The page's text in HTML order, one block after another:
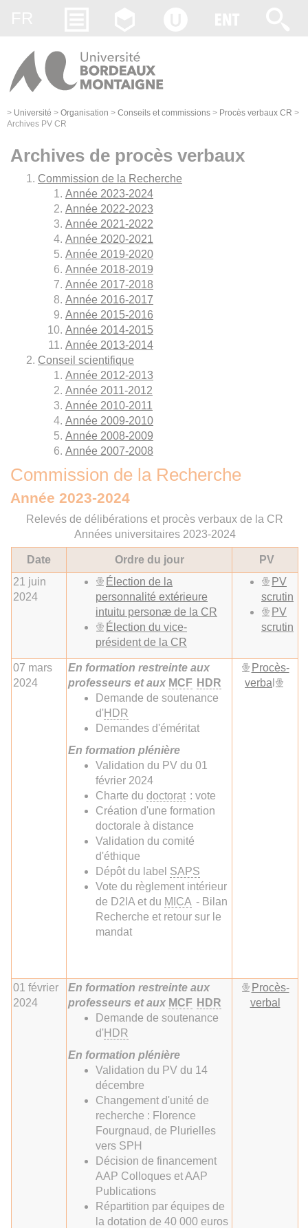
> Université > Organisation > Conseils et commissions > Procès verbaux CR >
Archives PV CR
Archives de procès verbaux
Commission de la Recherche
Année 2023-2024
Année 2022-2023
Année 2021-2022
Année 2020-2021
Année 2019-2020
Année 2018-2019
Année 2017-2018
Année 2016-2017
Année 2015-2016
Année 2014-2015
Année 2013-2014
Conseil scientifique
Année 2012-2013
Année 2011-2012
Année 2010-2011
Année 2009-2010
Année 2008-2009
Année 2007-2008
Commission de la Recherche
Année 2023-2024
Relevés de délibérations et procès verbaux de la CR
Années universitaires 2023-2024
Date Ordre du jour
PV
21 juin
2024
Élection de la
personnalité extérieure
intuitu personæ de la CR
Élection du vice-
président de la CR
PV
scrutin
PV
scrutin
07 mars
2024
En formation restreinte aux
professeurs et aux MCF HDR
Demande de soutenance
d' HDR
Demandes d'éméritat
En formation plénière
Validation du PV du 01
février 2024
Charte du doctorat : vote
Création d'une formation
doctorale à distance
Validation du comité
d'éthique
Dépôt du label SAPS
Vote du règlement intérieur
de D2IA et du MICA - Bilan
Recherche et retour sur le
mandat
Procès-
verba
01 février
2024
En formation restreinte aux
professeurs et aux MCF HDR
Demande de soutenance
d' HDR
En formation plénière
Validation du PV du 14
décembre
Changement d'unité de
recherche : Florence
Fourgnaud, de Plurielles
vers SPH
Décision de financement
AAP Colloques et AAP
Publications
Répartition par équipes de
la dotation de 40 000 euros
Procès-
verbal